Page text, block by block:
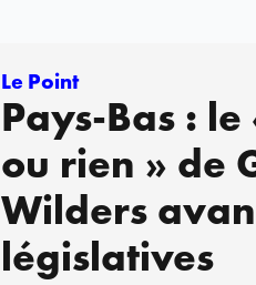
Le Point
Pays-Bas :
ou rien » de
Wilders
législatives